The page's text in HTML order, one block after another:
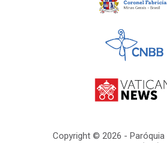
Copyright © 2026 - Paróquia